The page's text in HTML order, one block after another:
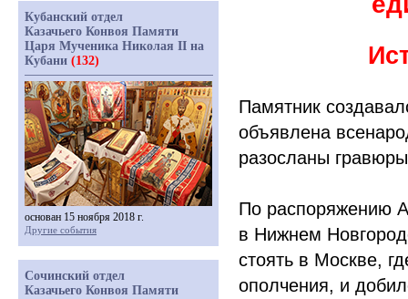
Памятник
объявлена
разосланы
По распоряжению
в Нижнем
стоять в Москве,
ополчения, и
Кубанский отдел
Казачьего Конвоя Памяти
Царя Мученика Николая II на
Кубани (132)
основан 15 ноября 2018 г.
Другие события
Сочинский отдел
Казачьего Конвоя Памяти